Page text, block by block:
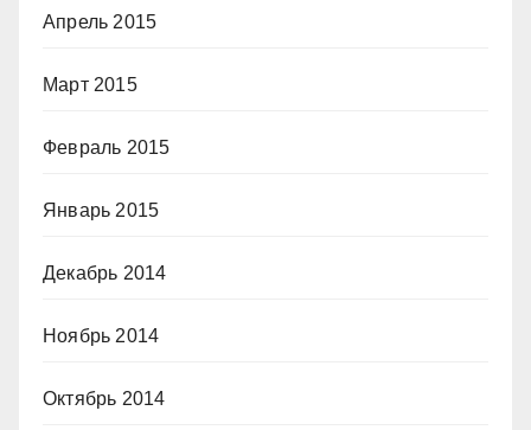
Апрель 2015
Март 2015
Февраль 2015
Январь 2015
Декабрь 2014
Ноябрь 2014
Октябрь 2014